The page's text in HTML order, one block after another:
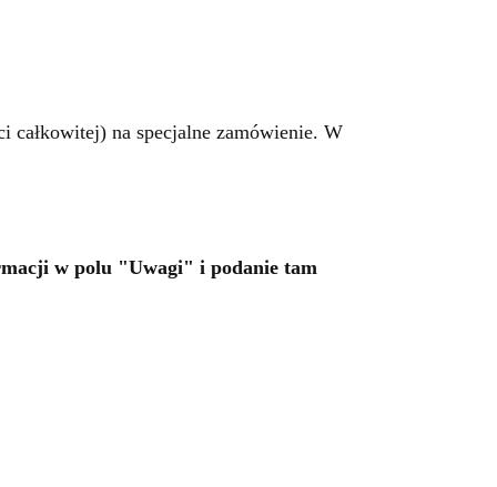
całkowitej) na specjalne zamówienie. W
w polu "Uwagi" i podanie tam